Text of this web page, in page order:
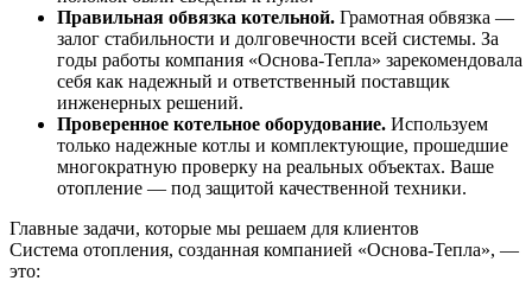
Правильная обвязка котельной. Грамотная обвязка —
залог стабильности и долговечности всей системы. За
годы работы компания «Основа-Тепла» зарекомендовала
себя как надежный и ответственный поставщик
инженерных решений.
Проверенное котельное оборудование. Используем
только надежные котлы и комплектующие, прошедшие
многократную проверку на реальных объектах. Ваше
отопление — под защитой качественной техники.
Главные задачи, которые мы решаем для клиентов
Система отопления, созданная компанией «Основа-Тепла», —
это: